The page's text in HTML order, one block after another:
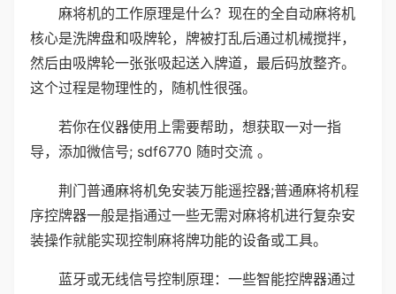
麻将机的工作原理是什么？现在的全自动麻将机
核心是洗牌盘和吸牌轮，牌被打乱后通过机械搅拌，
然后由吸牌轮一张张吸起送入牌道，最后码放整齐。
这个过程是物理性的，随机性很强。
若你在仪器使用上需要帮助，想获取一对一指
导，添加微信号; sdf6770 随时交流 。
荆门普通麻将机免安装万能遥控器;普通麻将机程
序控牌器一般是指通过一些无需对麻将机进行复杂安
装操作就能实现控制麻将牌功能的设备或工具。
蓝牙或无线信号控制原理：一些智能控牌器通过